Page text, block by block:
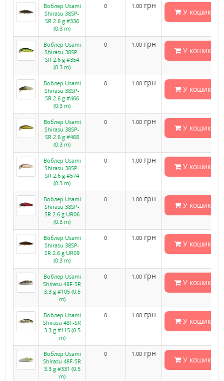
Воблер Usami
Shirasu 38SP-
SR 2.6 g #336
(0.3 m)
0 1.00 грн
У кошик
Воблер Usami
Shirasu 38SP-
SR 2.6 g #354
(0.3 m)
0 1.00 грн
У кошик
Воблер Usami
Shirasu 38SP-
SR 2.6 g #466
(0.3 m)
0 1.00 грн
У кошик
Воблер Usami
Shirasu 38SP-
SR 2.6 g #468
(0.3 m)
0 1.00 грн
У кошик
Воблер Usami
Shirasu 38SP-
SR 2.6 g #574
(0.3 m)
0 1.00 грн
У кошик
Воблер Usami
Shirasu 38SP-
SR 2.6 g UR06
(0.3 m)
0 1.00 грн
У кошик
Воблер Usami
Shirasu 38SP-
SR 2.6 g UR09
(0.3 m)
0 1.00 грн
У кошик
Воблер Usami
Shirasu 48F-SR
3.3 g #105 (0.5
m)
0 1.00 грн
У кошик
Воблер Usami
Shirasu 48F-SR
3.3 g #115 (0.5
m)
0 1.00 грн
У кошик
Воблер Usami
Shirasu 48F-SR
3.3 g #331 (0.5
m)
0 1.00 грн
У кошик